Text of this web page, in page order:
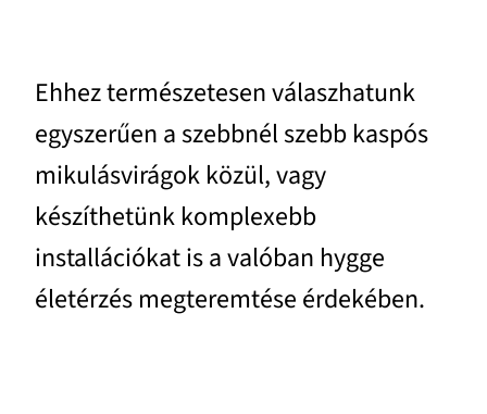
Ehhez természetesen válaszhatunk
egyszerűen a szebbnél szebb kaspós
mikulásvirágok közül, vagy
készíthetünk komplexebb
installációkat is a valóban hygge
életérzés megteremtése érdekében.